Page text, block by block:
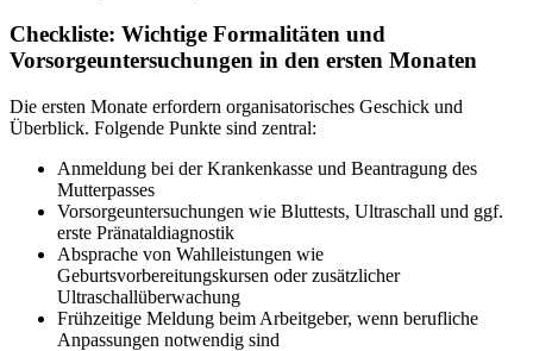
Checkliste: Wichtige Formalitäten und
Vorsorgeuntersuchungen in den ersten Monaten
Die ersten Monate erfordern organisatorisches Geschick und
Überblick. Folgende Punkte sind zentral:
Anmeldung bei der Krankenkasse und Beantragung des
Mutterpasses
Vorsorgeuntersuchungen wie Bluttests, Ultraschall und ggf.
erste Pränataldiagnostik
Absprache von Wahlleistungen wie
Geburtsvorbereitungskursen oder zusätzlicher
Ultraschallüberwachung
Frühzeitige Meldung beim Arbeitgeber, wenn berufliche
Anpassungen notwendig sind